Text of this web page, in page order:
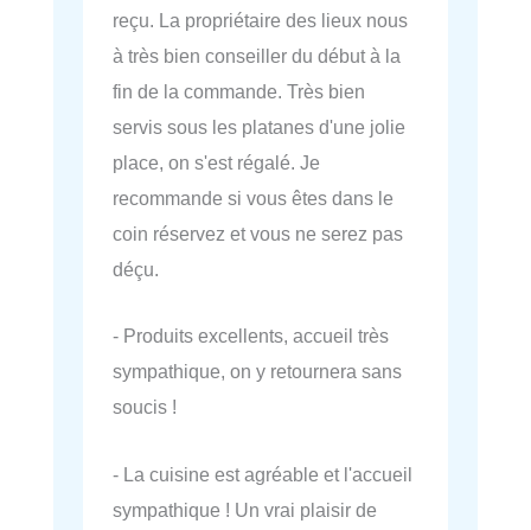
reçu. La propriétaire des lieux nous
à très bien conseiller du début à la
fin de la commande. Très bien
servis sous les platanes d'une jolie
place, on s'est régalé. Je
recommande si vous êtes dans le
coin réservez et vous ne serez pas
déçu.
- Produits excellents, accueil très
sympathique, on y retournera sans
soucis !
- La cuisine est agréable et l'accueil
sympathique ! Un vrai plaisir de